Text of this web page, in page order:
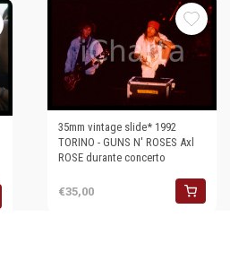
35mm vintage slide* 1992
TORINO - GUNS N' ROSES Axl
ROSE durante concerto
€35,00